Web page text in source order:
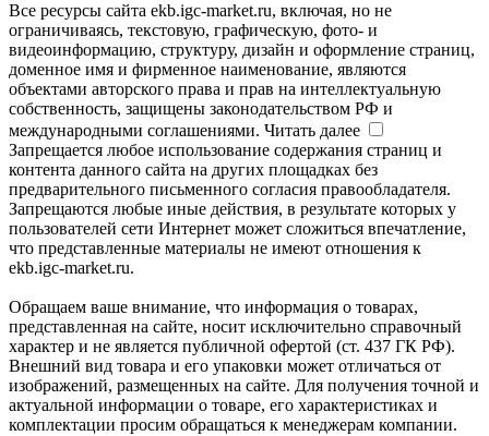
Все ресурсы сайта ekb.igc-market.ru, включая, но не
ограничиваясь, текстовую, графическую, фото- и
видеоинформацию, структуру, дизайн и оформление страниц,
доменное имя и фирменное наименование, являются
объектами авторского права и прав на интеллектуальную
собственность, защищены законодательством РФ и
международными соглашениями. Читать далее
Запрещается любое использование содержания страниц и
контента данного сайта на других площадках без
предварительного письменного согласия правообладателя.
Запрещаются любые иные действия, в результате которых у
пользователей сети Интернет может сложиться впечатление,
что представленные материалы не имеют отношения к
ekb.igc-market.ru.
Обращаем ваше внимание, что информация о товарах,
представленная на сайте, носит исключительно справочный
характер и не является публичной офертой (ст. 437 ГК РФ).
Внешний вид товара и его упаковки может отличаться от
изображений, размещенных на сайте. Для получения точной и
актуальной информации о товаре, его характеристиках и
комплектации просим обращаться к менеджерам компании.